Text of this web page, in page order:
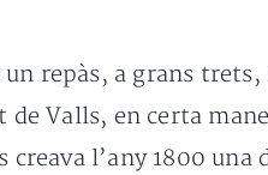
repàs, a grans
Valls, en certa
creava l’any 1800